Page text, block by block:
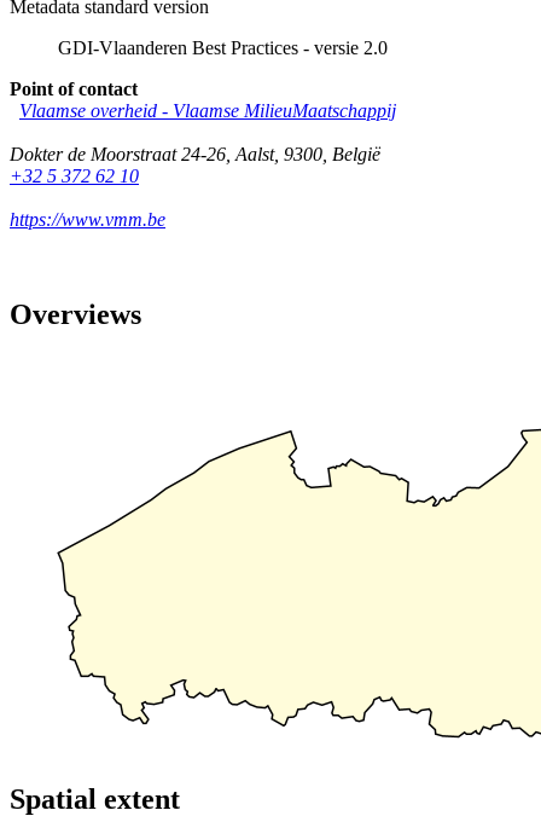
Metadata standard version
GDI-Vlaanderen Best Practices - versie 2.0
Point of contact
Vlaamse overheid - Vlaamse MilieuMaatschappij
Dokter de Moorstraat 24-26 Aalst, 9300 België
+32 5 372 62 10
https://www.vmm.be
Overviews
Spatial extent